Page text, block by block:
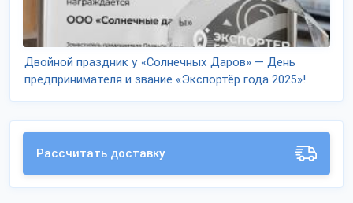
Двойной праздник у «Солнечных Даров» — День
предпринимателя и звание «Экспортёр года 2025»!
Рассчитать доставку